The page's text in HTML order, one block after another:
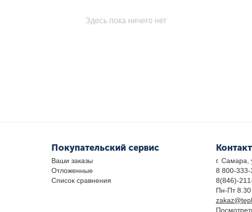
Здесь пока ничего нет
Покупательский сервис
Ваши заказы
Отложенные
Список сравнения
г. Самара,
8 800-333-
8(846)-
Пн-Пт